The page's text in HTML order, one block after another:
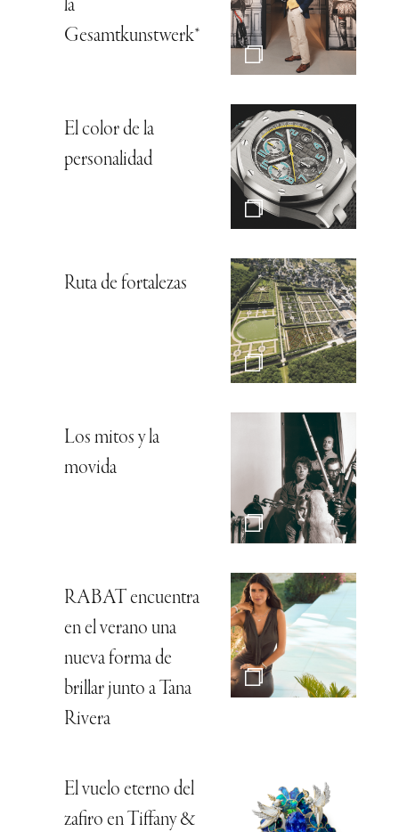
la
Gesamtkunstwerk*
El color de la
personalidad
Ruta de fortalezas
Los mitos y la
movida
RABAT encuentra
en el verano una
nueva forma de
brillar junto a Tana
Rivera
El vuelo eterno del
zafiro en Tiffany &